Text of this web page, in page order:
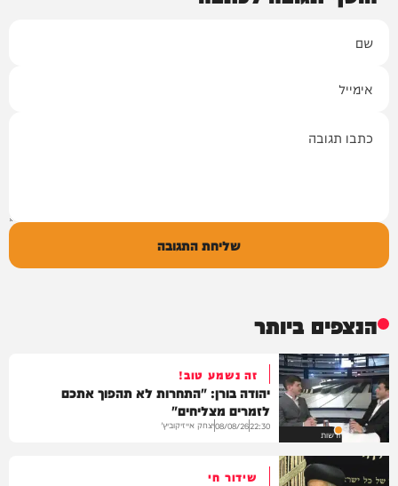
שליחת התגובה
הנצפים ביותר
חדשות
זה נשמע טוב!
יהודה בורן: "התחרות לא תהפוך אתכם
לזמרים מצליחים"
22:30
08/08/26יצחק אייזיקוביץ'
שידור חי